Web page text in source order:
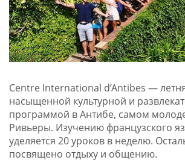
Centre International d’Antibes —
насыщенной культурной и
программой в Антибе, самом
Ривьеры. Изучению французского
уделяется 20 уроков в неделю.
посвящено отдыху и общению.